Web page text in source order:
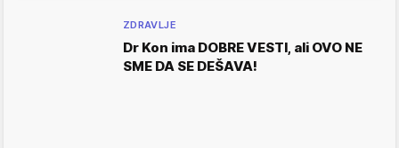
ZDRAVLJE
Dr Kon ima DOBRE VESTI, ali OVO NE
SME DA SE DEŠAVA!